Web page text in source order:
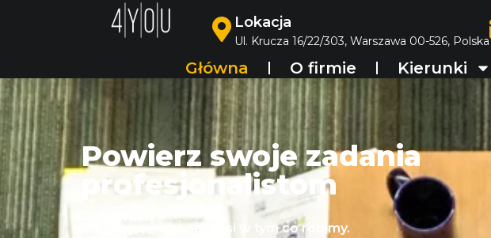
Lokacja
Ul. Krucza 16/22/303, Warszawa 00-526, Polska
Główna O firmie Kierunki
Powierz swoje zadania
profesjonalistom
Staramy się być najlepsi w tym co robimy.